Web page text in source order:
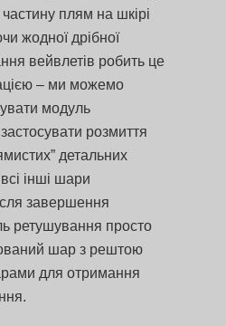
плям на шкірі
жодної дрібної
вейвлетів робить це
– ми можемо
модуль
розмиття
детальних
інші шари
завершення
ретушування просто
шар з рештою
для отримання